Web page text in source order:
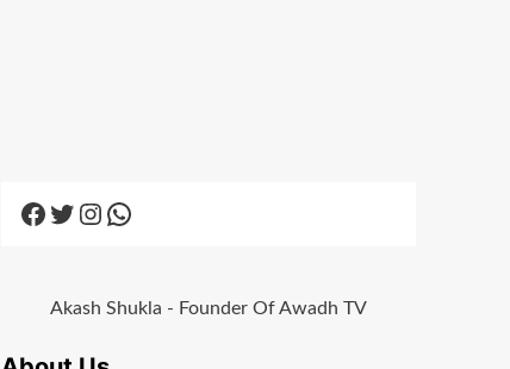
Facebook
Twitter
Instagram
WhatsApp
Akash Shukla - Founder Of Awadh TV